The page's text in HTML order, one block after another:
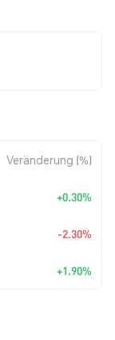
Veränderung (%)
+0.30%
-2.30%
+1.90%